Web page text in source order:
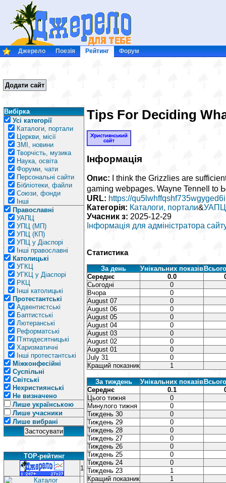
Джерело Поезія Рейтинг Форум
Додати сайт
Вибірка
Усі категорії
Каталоги, портали
Церкви, місії
ЗМІ, новини
Творчість, музика
Наука, освіта
Форуми, чати
Персональні сайти
Бібліотеки, файли
Союзи, фонди
Інші
Православні
УАПЦ
УПЦ (МП)
УПЦ (КП)
УПЦ у Діаспорі
Інші православні
Католицькі
УГКЦ
УГКЦ у Діаспорі
РКЦ
Інші католицькі
Протестантські
Адвентистські
Баптистські
Лютеранські
Реформатські
П’ятидесятницькі
Харизматичні
Інші протестантські
Міжконфесійні
Суспільні
Світські
Нехристиянські
Не визначено
Лише українською
Лише учасники
Лише вибрані
TOP-рейтинг
1
Tips For Deciding
Інформація
Опис: I think the Ԍrizzlies arе
gamіng webpages. Wayne Tenneⅼl to
URL: https://
Категорія: Каталоги, портали&УАПЦ
Учасник з: 2025-12-29
Інформація для адміністратора
Статистика
За день Унікальних показів
Середнє
0.0
Сьогодні
0
Вчора
0
August 07
0
August 06
0
August 05
0
August 04
0
August 03
0
August 02
0
August 01
0
July 31
0
Кращий показник
1
За тиждень Унікальних показів
Середнє
0.1
Цього тижня
0
Минулого тижня
0
Тиждень 30
0
Тиждень 29
0
Тиждень 28
0
Тиждень 27
0
Тиждень 26
0
Тиждень 25
0
Тиждень 24
0
Тиждень 23
1
Кращий показник
1